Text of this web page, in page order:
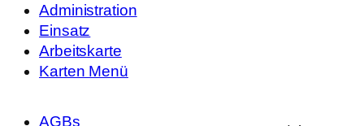
Administration
Einsatz
Arbeitskarte
Karten Menü
AGBs